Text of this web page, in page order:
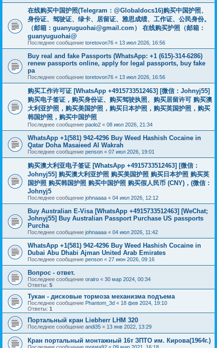
在线购买中国护照(Telegram：@Globaldocs16)购买中国护照、
身份证、驾驶证、绿卡、居留证、雅思成绩、工作证、公民身份。
（邮箱： guanyuguohai@gmail.com ） 在线购买护照（邮箱：
guanyuguohai@
Последнее сообщение toretovon76 « 13 июл 2026, 16:56
Buy real and fake Passports (WhatsApp: +1 (615)-314-6286)
renew passports online, apply for legal passports, buy fake
pa
Последнее сообщение toretovon76 « 13 июл 2026, 16:56
购买工作许可证 [WhatsApp +4915733512463] [微信：Johnyj55]
购买电子签证，购买身份证、购买驾驶执照、购买居留许可 购买澳
大利亚护照，购买美国护照，购买日本护照，购买英国护照，购买
韩国护照，购买中国护照
Последнее сообщение paolo2 « 08 июл 2026, 21:34
WhatsApp +1(581) 942-4296 Buy Weed Hashish Cocaine in
Qatar Doha Masaieed Al Wakrah
Последнее сообщение penson « 07 июл 2026, 19:01
购买澳大利亚电子签证 [WhatsApp +4915733512463] [微信：
Johnyj55] 购买澳大利亚护照 购买美国护照 购买日本护照 购买英
国护照 购买韩国护照 购买中国护照 购买假人民币 (CNY)，(微信：
Johnyj5
Последнее сообщение johnaaaa « 04 июл 2026, 12:12
Buy Australian E-Visa [WhatsApp +4915733512463] [WeChat;
Johnyj55] Buy Australian Passport Purchase US passports
Purcha
Последнее сообщение johnaaaa « 04 июл 2026, 11:42
WhatsApp +1(581) 942-4296 Buy Weed Hashish Cocaine in
Dubai Abu Dhabi Ajman United Arab Emirates
Последнее сообщение penson « 27 июн 2026, 09:16
Вопрос - ответ.
Последнее сообщение orairo « 30 мар 2024, 00:34
Ответы: 5
Тукан - дисковые тормоза механизма подъема
Последнее сообщение Phantom_3d « 18 фев 2024, 19:10
Ответы: 1
Портальный кран Liebherr LHM 320
Последнее сообщение andi35 « 13 янв 2022, 13:29
Кран портальный монтажный 16т ЗПТО им. Кирова(1964г.)